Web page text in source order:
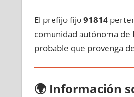
El prefijo fijo91814
comunidad autónoma dе
probable quе provenga
🌍 Información